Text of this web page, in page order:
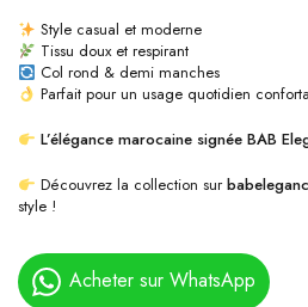
Style casual et moderne
Tissu doux et respirant
Col rond & demi manches
Parfait pour un usage quotidien
L’élégance marocaine signée BAB
Découvrez la collection sur
style !
Acheter sur WhatsApp